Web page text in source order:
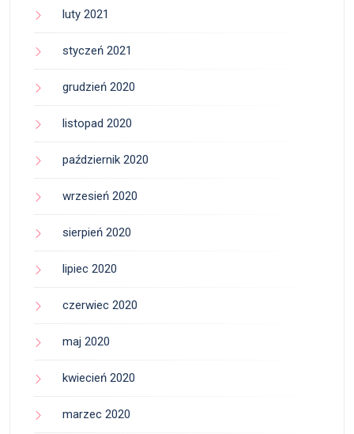
luty 2021
styczeń 2021
grudzień 2020
listopad 2020
październik 2020
wrzesień 2020
sierpień 2020
lipiec 2020
czerwiec 2020
maj 2020
kwiecień 2020
marzec 2020